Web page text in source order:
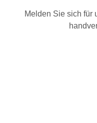
Melden Sie sich für